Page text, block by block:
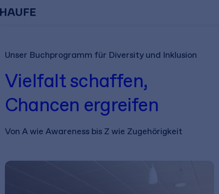
Unser Buchprogramm für Diversity und Inklusion
Vielfalt schaffen,
Chancen ergreifen
Von A wie Awareness bis Z wie Zugehörigkeit